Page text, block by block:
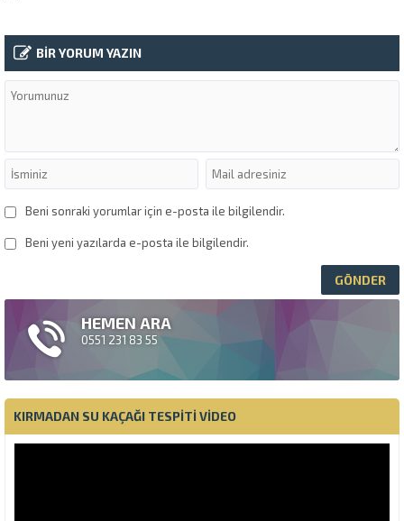
BİR YORUM YAZIN
Beni sonraki yorumlar için e-posta ile bilgilendir.
Beni yeni yazılarda e-posta ile bilgilendir.
HEMEN ARA
0551 231 83 55
KIRMADAN SU KAÇAĞI TESPITI VIDEO